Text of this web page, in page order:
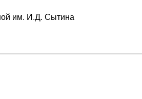
им. И.Д. Сытина